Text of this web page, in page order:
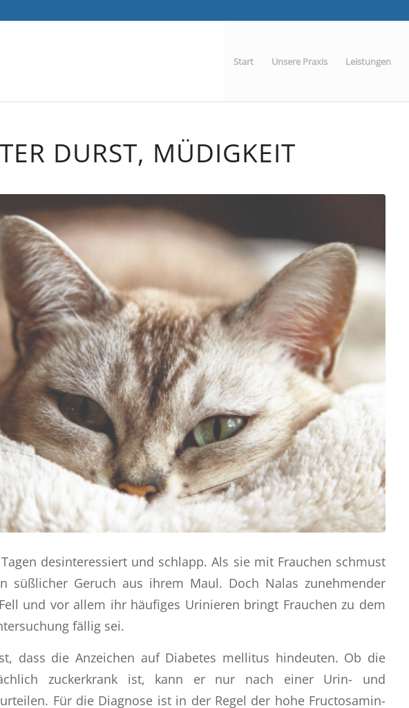
Start Unsere Praxis Leistungen
DURST, MÜDIGKEIT
desinteressiert und schlapp. Als sie mit Frauchen schmust
süßlicher Geruch aus ihrem Maul. Doch Nalas zunehmender
und vor allem ihr häufiges Urinieren bringt Frauchen zu dem
fällig sei.
dass die Anzeichen auf Diabetes mellitus hindeuten. Ob die
zuckerkrank ist, kann er nur nach einer Urin- und
Für die Diagnose ist in der Regel der hohe Fructosamin-